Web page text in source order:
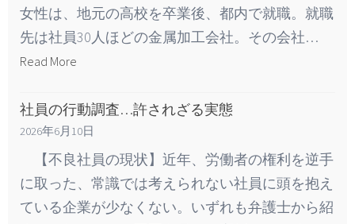
女性は、地元の高校を卒業後、都内で就職。就職
先は社員30人ほどの金属加工会社。その会社…
Read More
社員の行動調査…許されざる実態
2026年6月10日
【不良社員の現状】近年、労働者の権利を逆手
に取った、常識では考えられない社員に頭を抱え
ている企業が少なくない。いずれも弁護士から紹